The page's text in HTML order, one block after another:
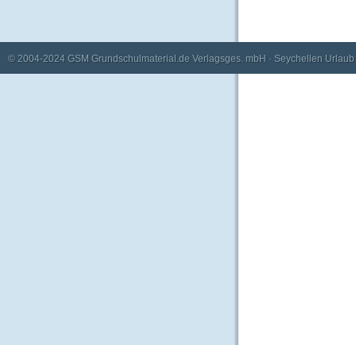
© 2004-2024 GSM Grundschulmaterial.de Verlagsges. mbH · Seychellen Urlaub